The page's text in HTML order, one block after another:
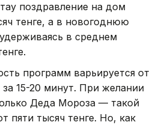
поздравление на дом
тенге, а в новогоднюю
в среднем
программ варьируется от
за 15-20 минут. При желании
Деда Мороза — такой
пяти тысяч тенге. Но, как